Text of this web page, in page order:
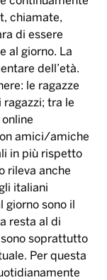
chiamate,
di essere
al giorno. La
dell’età.
le ragazze
ragazzi; tra le
amici/amiche
in più rispetto
rileva anche
italiani
sono il
resta al di
soprattutto
Per questa